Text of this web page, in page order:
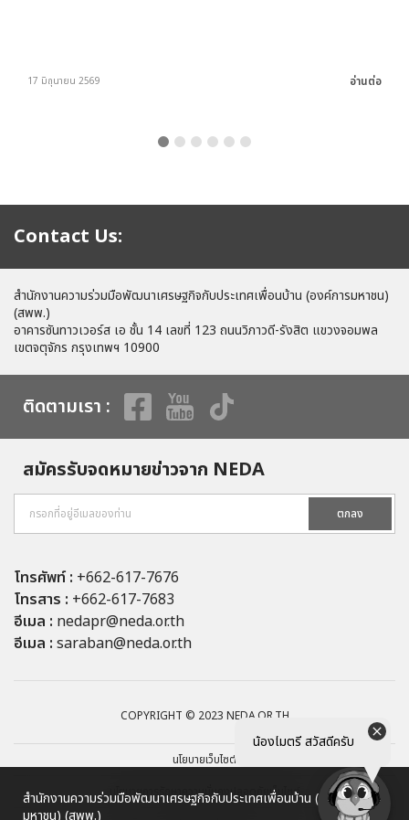
น้องไมตรี สวัสดีครับ
17 มิถุนายน 2569 อ่านต่อ
Contact Us:
สำนักงานความร่วมมือพัฒนาเศรษฐกิจกับประเทศเพื่อนบ้าน (องค์การมหาชน)
(สพพ.)
อาคารซันทาวเวอร์ส เอ ชั้น 14 เลขที่ 123 ถนนวิภาวดี-รังสิต แขวงจอมพล
เขตจตุจักร กรุงเทพฯ 10900
ติดตามเรา :
สมัครรับจดหมายข่าวจาก NEDA
ตกลง
โทรศัพท์ : +662-617-7676
โทรสาร : +662-617-7683
อีเมล : nedapr@neda.or.th
อีเมล : saraban@neda.or.th
COPYRIGHT © 2023 NEDA.OR.TH
นโยบายเว็บไซต์
นโยบายการรักษาความมั่นคงปลอดภัยเว็บไซต์
สำนักงานความร่วมมือพัฒนาเศรษฐกิจกับประเทศเพื่อนบ้าน (องค์การ
มหาชน) (สพพ.)